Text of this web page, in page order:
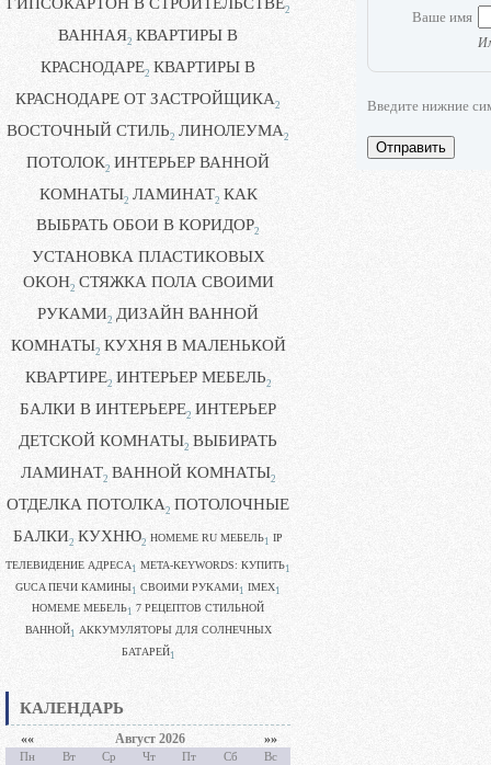
2
ВАННАЯ2 КВАРТИРЫ В
КРАСНОДАРЕ2 КВАРТИРЫ В
КРАСНОДАРЕ ОТ ЗАСТРОЙЩИКА2
ВОСТОЧНЫЙ СТИЛЬ2 ЛИНОЛЕУМА2
ПОТОЛОК2 ИНТЕРЬЕР ВАННОЙ
КОМНАТЫ2 ЛАМИНАТ2 КАК
ВЫБРАТЬ ОБОИ В КОРИДОР2
УСТАНОВКА ПЛАСТИКОВЫХ
ОКОН2 СТЯЖКА ПОЛА СВОИМИ
РУКАМИ2 ДИЗАЙН ВАННОЙ
КОМНАТЫ2 КУХНЯ В МАЛЕНЬКОЙ
КВАРТИРЕ2 ИНТЕРЬЕР МЕБЕЛЬ2
БАЛКИ В ИНТЕРЬЕРЕ2 ИНТЕРЬЕР
ДЕТСКОЙ КОМНАТЫ2 ВЫБИРАТЬ
ЛАМИНАТ2 ВАННОЙ КОМНАТЫ2
ОТДЕЛКА ПОТОЛКА2 ПОТОЛОЧНЫЕ
БАЛКИ2 КУХНЮ2 HOMEME RU МЕБЕЛЬ1 IP
ТЕЛЕВИДЕНИЕ АДРЕСА1 META-KEYWORDS: КУПИТЬ1
GUCA ПЕЧИ КАМИНЫ1 CВОИМИ РУКАМИ1 IMEX1
HOMEME МЕБЕЛЬ1 7 РЕЦЕПТОВ СТИЛЬНОЙ
ВАННОЙ1 АККУМУЛЯТОРЫ ДЛЯ СОЛНЕЧНЫХ
БАТАРЕЙ1
КАЛЕНДАРЬ
«« Август 2026 »»
Пн Вт Ср Чт Пт Сб
Вс
Ваше имя
Введите нижние
Отправить